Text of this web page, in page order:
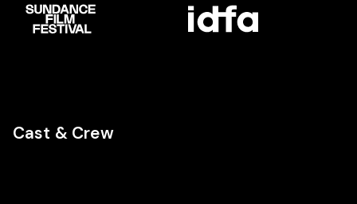
Cast & Crew